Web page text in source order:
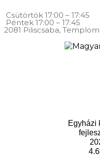
Csütörtök 17:00 – 17:45
Péntek 17:00 – 17:45
2081 Piliscsaba, Templom
Egyházi